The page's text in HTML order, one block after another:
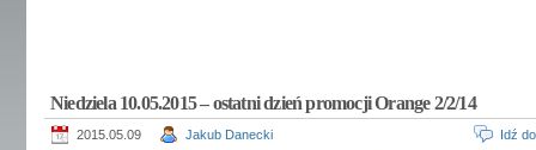
Niedziela 10.05.2015 – ostatni dzień promocji Orange 2/2/14
2015.05.09 Jakub Danecki Idź